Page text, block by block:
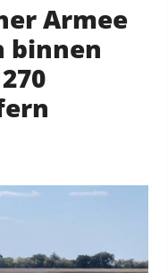
Armee
binnen